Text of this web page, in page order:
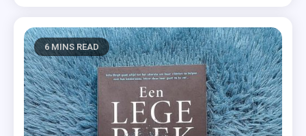
6 MINS READ